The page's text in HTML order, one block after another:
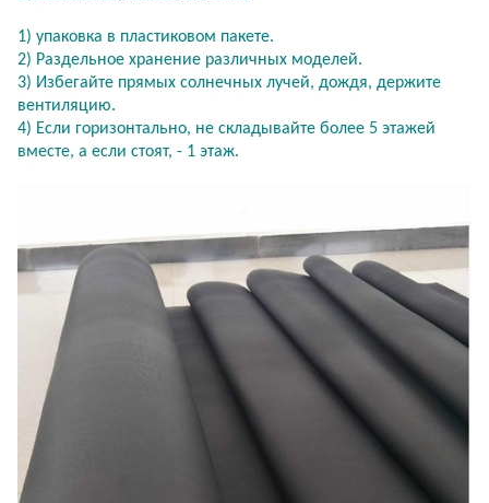
1) упаковка в пластиковом пакете.
2) Раздельное хранение различных моделей.
3) Избегайте прямых солнечных лучей, дождя, держите
вентиляцию.
4) Если горизонтально, не складывайте более 5 этажей
вместе, а если стоят, - 1 этаж.